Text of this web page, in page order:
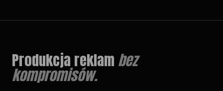
Produkcja reklam bez
kompromisów.